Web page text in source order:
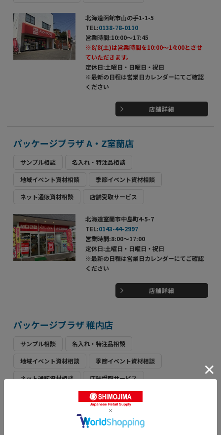
北海道函館市山の手1-1-5
TEL:0138-78-0110
営業時間:10:00～17:45
※8/8(土)は営業時間を10:00～14:00とさせ
ていただきます。
定休日:土曜日・日曜日・祝日
※最新の日程は営業日カレンダーにてご確認
ください
店舗詳細
パッケージプラザ A・Z室蘭店
サンプル相談 名入れ・特注品相談
地域イベント資材相談 季節イベント資材相談
ネット通販資材相談 店舗受取サービス
北海道室蘭市中島町4-5-7
TEL:0143-44-2997
営業時間:8:00～17:00
定休日:土曜日・日曜日・祝日
※最新の日程は営業日カレンダーにてご確認
ください
店舗詳細
パッケージプラザ 稚内店
サンプル相談 名入れ・特注品相談
地域イベント資材相談 季節イベント資材相談
ネット通販資材相談 店舗受取サービス
北海道稚内市中央3丁目17番15号
0162-22-4189
営業時間:9:00～18:00
定休日:日曜日・祝日